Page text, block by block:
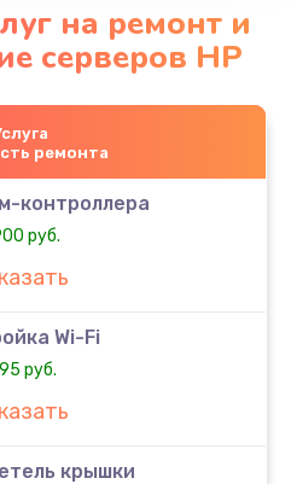
на ремонт и
серверов HP
ремонта
контроллера
руб.
Wi-Fi
руб.
крышки